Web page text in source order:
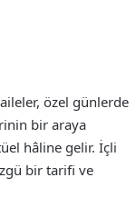
özel günlerde
bir araya
hâline gelir. İçli
bir tarifi ve